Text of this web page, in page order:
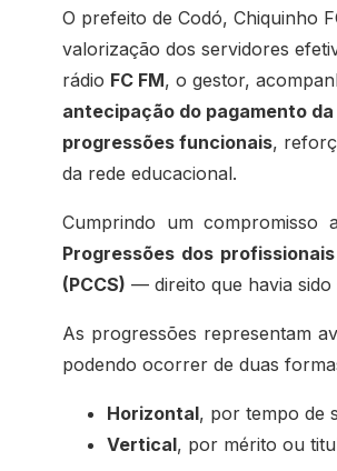
O prefeito de Codó, Chiquinho
valorização dos servidores
rádio FC FM, o gestor,
antecipação do pagamento
progressões funcionais,
da rede educacional.
Cumprindo um compromisso
Progressões dos
(PCCS) — direito que havia sido
As progressões representam
podendo ocorrer de duas
Horizontal, por tempo de
Vertical, por mérito ou